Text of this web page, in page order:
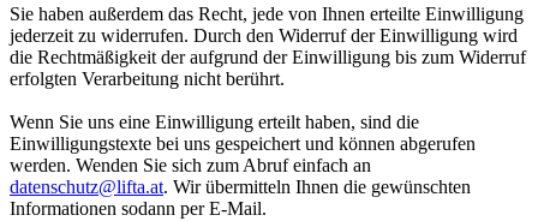
Sie haben außerdem das Recht, jede von Ihnen erteilte Einwilligung
jederzeit zu widerrufen. Durch den Widerruf der Einwilligung wird
die Rechtmäßigkeit der aufgrund der Einwilligung bis zum Widerruf
erfolgten Verarbeitung nicht berührt.
Wenn Sie uns eine Einwilligung erteilt haben, sind die
Einwilligungstexte bei uns gespeichert und können abgerufen
werden. Wenden Sie sich zum Abruf einfach an
datenschutz@lifta.at. Wir übermitteln Ihnen die gewünschten
Informationen sodann per E-Mail.